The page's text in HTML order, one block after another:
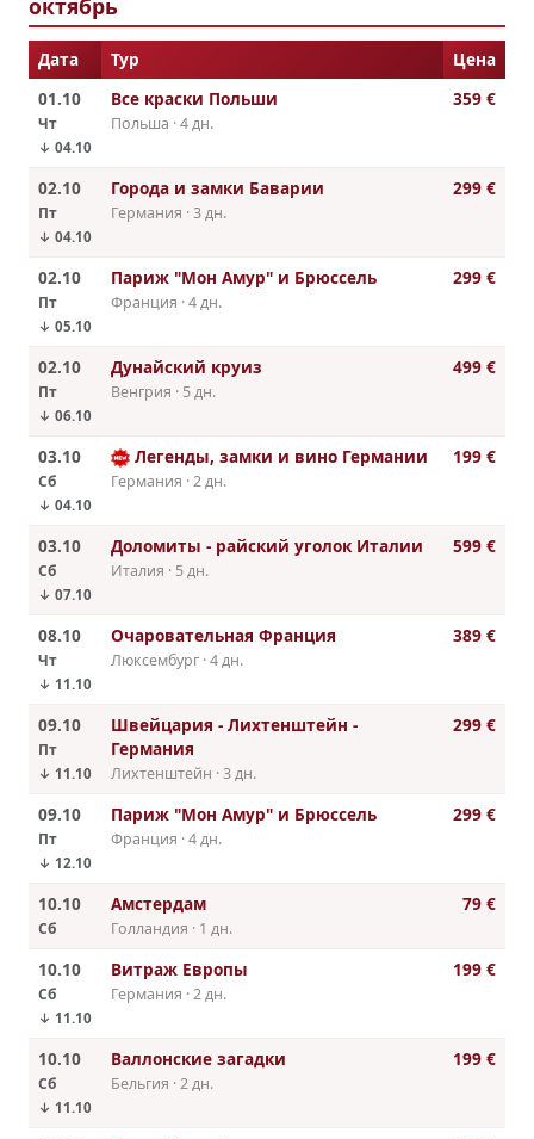
октябрь
Дата Тур
Цена
01.10
Чт
↓ 04.10
Все краски Польши
Польша · 4 дн.
359 €
02.10
Пт
↓ 04.10
Города и замки Баварии
Германия · 3 дн.
299 €
02.10
Пт
↓ 05.10
Париж "Мон Амур" и Брюссель
Франция · 4 дн.
299 €
02.10
Пт
↓ 06.10
Дунайский круиз
Венгрия · 5 дн.
499 €
03.10
Сб
↓ 04.10
Легенды, замки и вино Германии
Германия · 2 дн.
199 €
03.10
Сб
↓ 07.10
Доломиты - райский уголок Италии
Италия · 5 дн.
599 €
08.10
Чт
↓ 11.10
Очаровательная Франция
Люксембург · 4 дн.
389 €
09.10
Пт
↓ 11.10
Швейцария - Лихтенштейн -
Германия
Лихтенштейн · 3 дн.
299 €
09.10
Пт
↓ 12.10
Париж "Мон Амур" и Брюссель
Франция · 4 дн.
299 €
10.10
Сб
Амстердам
Голландия · 1 дн.
79 €
10.10
Сб
↓ 11.10
Витраж Европы
Германия · 2 дн.
199 €
10.10
Сб
↓ 11.10
Валлонские загадки
Бельгия · 2 дн.
199 €